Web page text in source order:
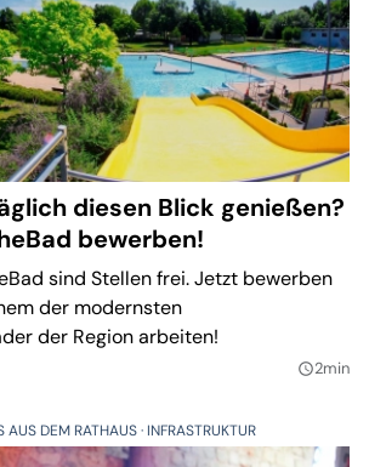
diesen Blick genießen?
bewerben!
sind Stellen frei. Jetzt bewerben
der modernsten
der Region arbeiten!
query_builder2min
AUS DEM RATHAUS INFRASTRUKTUR